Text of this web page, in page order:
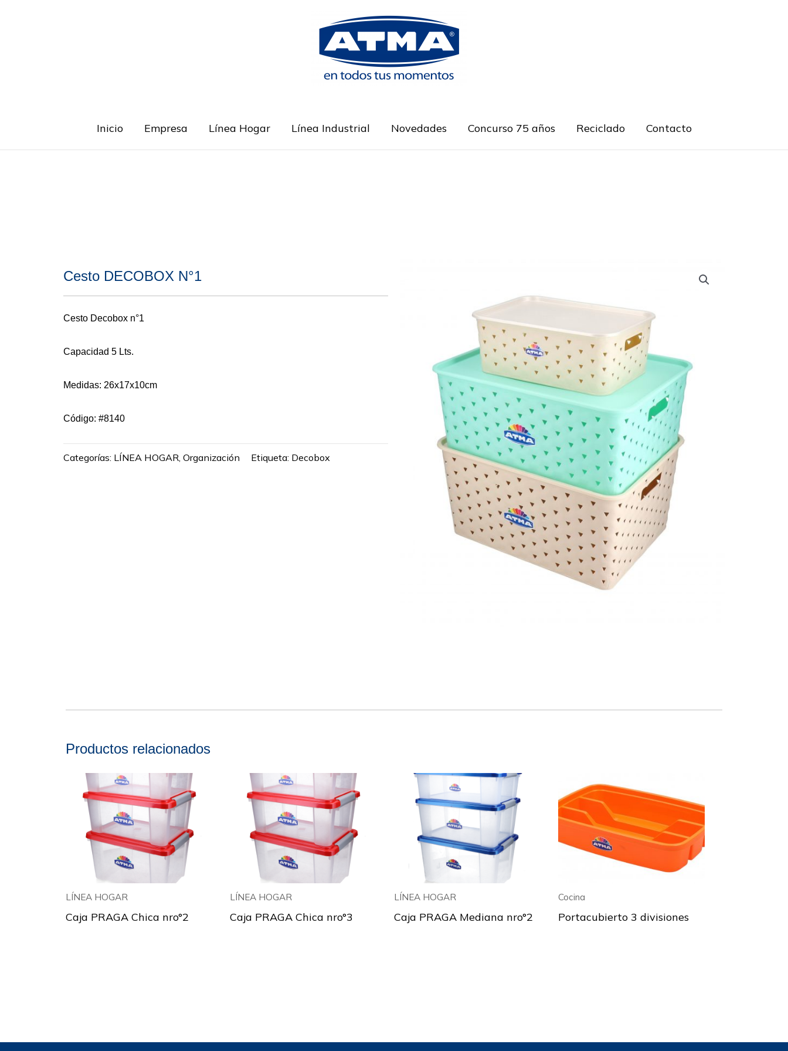
Inicio Empresa Línea Hogar Línea Industrial Novedades Concurso 75 años Reciclado Contacto
Cesto DECOBOX N°1
Cesto Decobox n°1
Capacidad 5 Lts.
Medidas: 26x17x10cm
Código: #8140
Categorías: LÍNEA HOGAR, Organización Etiqueta: Decobox
Productos relacionados
LÍNEA HOGAR
Caja PRAGA Chica nro°2
LÍNEA HOGAR
Caja PRAGA Chica nro°3
LÍNEA HOGAR
Caja PRAGA Mediana nro°2
Cocina
Portacubierto 3 divisiones